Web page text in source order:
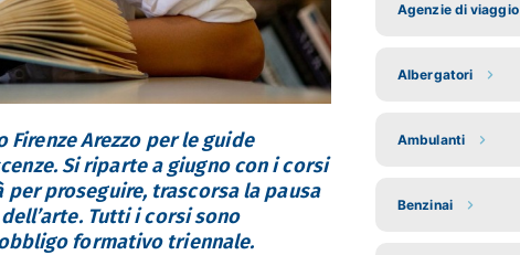
Arezzo per le guide
Si riparte a giugno con i corsi
proseguire, trascorsa la pausa
Tutti i corsi sono
formativo triennale.
Agenzie di viaggio
Albergatori
Ambulanti
Benzinai